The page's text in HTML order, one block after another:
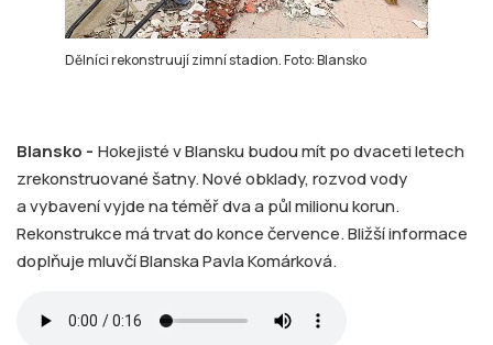
Dělníci rekonstruují zimní stadion. Foto: Blansko
Blansko - Hokejisté v Blansku budou mít po dvaceti letech
zrekonstruované šatny. Nové obklady, rozvod vody
a vybavení vyjde na téměř dva a půl milionu korun.
Rekonstrukce má trvat do konce července. Bližší informace
doplňuje mluvčí Blanska Pavla Komárková.